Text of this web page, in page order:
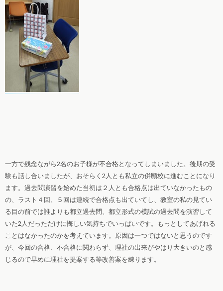
一方で残念ながら2名のお子様が不合格となってしまいました。後期の受
験も話し合いましたが、おそらく2人とも私立の併願校に進むことになり
ます。過去問演習を始めた当初は２人とも合格点は出ていなかったもの
の、ラスト４回、５回は連続で合格点も出ていてし、教室の私の見てい
る目の前では誰よりも都立過去問、都立形式の模試の過去問を演習して
いた2人だっただけに悔しい気持ちでいっぱいです。もっとしてあげれる
ことはなかったのかを考えています。原因は一つではないと思うのです
が、今回の合格、不合格に関わらず、理社の出来がやはり大きいのと感
じるので早めに理社を提案する等改善案を練ります。